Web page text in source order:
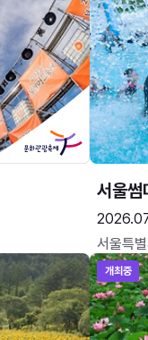
서울썸
서울특
개최중